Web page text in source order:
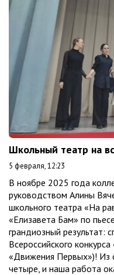
Школьный театр на
5 февраля, 12:23
В ноябре 2025 года
руководством Алины
школьного театра «На
«Елизавета Бам» по
грандиозный результат:
Всероссийского
«Движения Первых»)! Из
четыре, и наша работа